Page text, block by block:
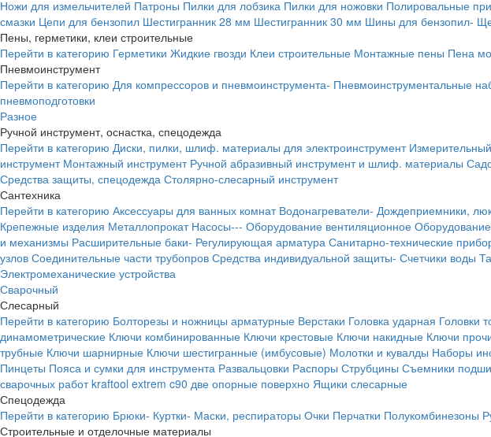
Ножи для измельчителей Патроны Пилки для лобзика Пилки для ножовки Полировальные
смазки Цепи для бензопил Шестигранник 28 мм Шестигранник 30 мм Шины для бензопил-
Пены, герметики, клеи строительные
Перейти в категорию Герметики Жидкие гвозди Клеи строительные Монтажные пены Пена
Пневмоинструмент
Перейти в категорию Для компрессоров и пневмоинструмента- Пневмоинструментальные
пневмоподготовки
Разное
Ручной инструмент, оснастка, спецодежда
Перейти в категорию Диски, пилки, шлиф. материалы для электроинструмент
инструмент Монтажный инструмент Ручной абразивный инструмент и шлиф. материалы
Средства защиты, спецодежда Столярно-слесарный инструмент
Сантехника
Перейти в категорию Аксессуары для ванных комнат Водонагреватели- Дождеприемники,
Крепежные изделия Металлопрокат Насосы--- Оборудование вентиляционное
и механизмы Расширительные баки- Регулирующая арматура Санитарно-технические
узлов Соединительные части трубопров Средства индивидуальной защиты- Счетчики воды
Электромеханические устройства
Сварочный
Слесарный
Перейти в категорию Болторезы и ножницы арматурные Верстаки Головка ударная Головки
динамометрические Ключи комбинированные Ключи крестовые Ключи накидные Ключи
трубные Ключи шарнирные Ключи шестигранные (имбусовые) Молотки и кувалды Наборы
Пинцеты Пояса и сумки для инструмента Развальцовки Распоры Струбцины Съемники
сварочных работ kraftool extrem c90 две опорные поверхно Ящики слесарные
Спецодежда
Перейти в категорию Брюки- Куртки- Маски, респираторы Очки Перчатки Полукомбинезоны
Строительные и отделочные материалы